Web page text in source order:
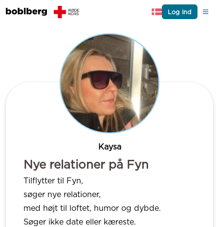
Log ind
Kaysa
Nye relationer på Fyn
Tilflytter til Fyn,
søger nye relationer,
med højt til loftet, humor og dybde.
Søger ikke date eller kæreste.